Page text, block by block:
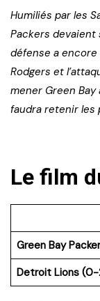
Humiliés par les
Packers devaient
défense a
Rodgers et
mener Green Bay
faudra retenir les
Le film
Green Bay
Detroit Lions